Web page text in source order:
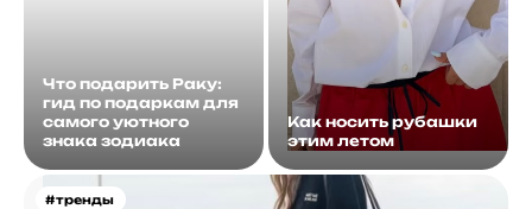
Что подарить Раку:
гид по подаркам для
самого уютного
знака зодиака
Как носить рубашки
этим летом
#тренды